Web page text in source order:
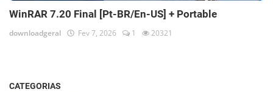
WinRAR 7.20 Final [Pt-BR/En-US] + Portable
downloadgeral Fev 7, 2026 1 20321
CATEGORIAS